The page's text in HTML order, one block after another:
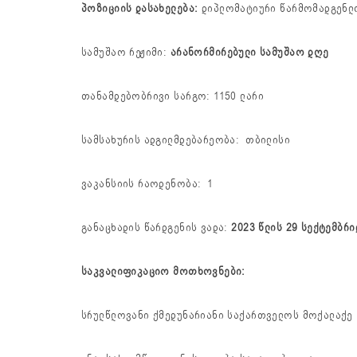
პოზიციის დასახელება: დიპლომატიური
სამუშაო რეჟიმი: არანორმირებული სამუშაო დღე
თანამდებობრივი სარგო:
სამსახურის ადგილმდებარეობა: თბილისი
ვაკანსიის რაოდენობა: 1
განაცხადის წარდგენის ვადა:2023 წლის 29
საკვალიფიკაციო მოთხოვნები:
სრულწლოვანი ქმედუნარიანი საქართველოს მოქალაქე